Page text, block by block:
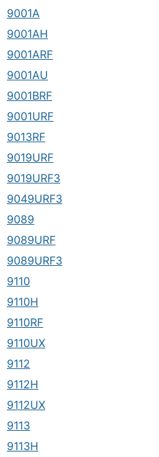
9001A
9001AH
9001ARF
9001AU
9001BRF
9001URF
9013RF
9019URF
9019URF3
9049URF3
9089
9089URF
9089URF3
9110
9110H
9110RF
9110UX
9112
9112H
9112UX
9113
9113H